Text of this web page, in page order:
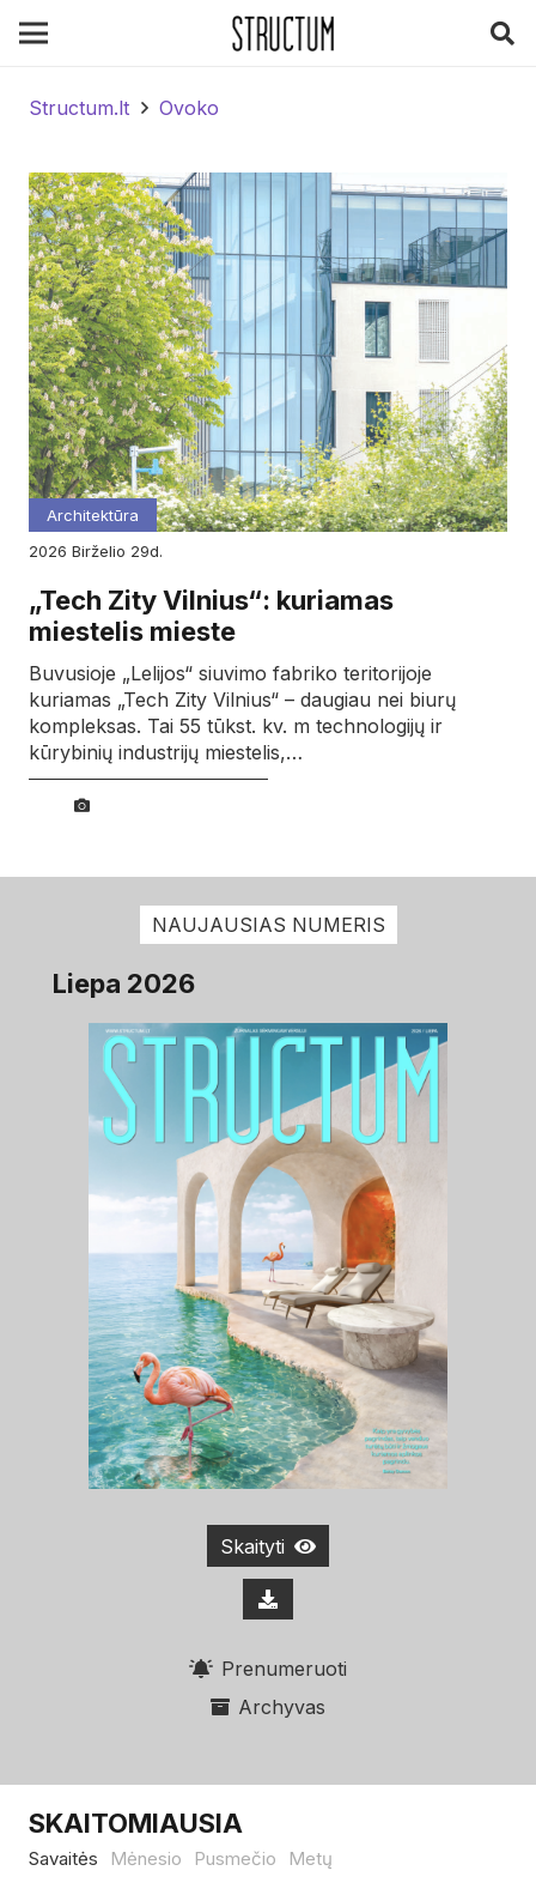
Structum.lt Ovoko
Architektūra
2026
birželio 29d.
„Tech Zity Vilnius“: kuriamas
miestelis mieste
Buvusioje „Lelijos“ siuvimo fabriko teritorijoje
kuriamas „Tech Zity Vilnius“ – daugiau nei biurų
kompleksas. Tai 55 tūkst. kv. m technologijų ir
kūrybinių industrijų miestelis,…
NAUJAUSIAS NUMERIS
Liepa 2026
Skaityti
Prenumeruoti
Archyvas
SKAITOMIAUSIA
Savaitės Mėnesio Pusmečio Metų